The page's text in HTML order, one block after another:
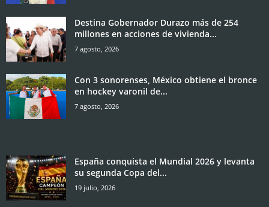
Destina Gobernador Durazo más de 254
millones en acciones de vivienda...
7 agosto, 2026
Con 3 sonorenses, México obtiene el bronce
en hockey varonil de...
7 agosto, 2026
España conquista el Mundial 2026 y levanta
su segunda Copa del...
19 julio, 2026